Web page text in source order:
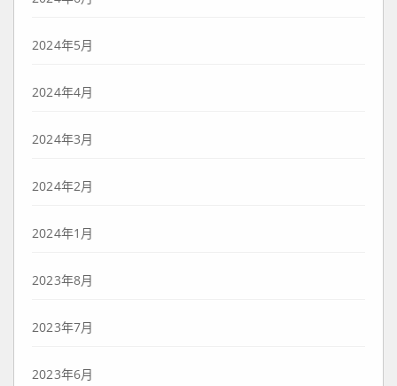
2024年5月
2024年4月
2024年3月
2024年2月
2024年1月
2023年8月
2023年7月
2023年6月